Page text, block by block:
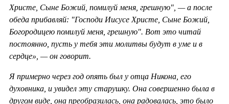
Христе, Сыне Божий, помилуй меня, грешную", — а после
обеда прибавляй: "Господи Иисусе Христе, Сыне Божий,
Богородицею помилуй меня, грешную". Вот это читай
постоянно, пусть у тебя эти молитвы будут в уме и в
сердце», — он говорит.
Я примерно через год опять был у отца Никона, его
духовника, и увидел эту старушку. Она совершенно была в
другом виде, она преобразилась, она радовалась, это было